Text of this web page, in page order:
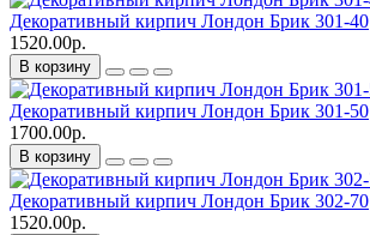
Декоративный кирпич Лондон Брик 301-40
1520.00р.
В корзину
Декоративный кирпич Лондон Брик 301-50
1700.00р.
В корзину
Декоративный кирпич Лондон Брик 302-70
1520.00р.